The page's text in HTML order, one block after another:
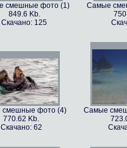
смешные фото (1)
849.6 Kb.
Скачано: 125
Самые
фото (4)
770.62 Kb.
Скачано: 62
Самые